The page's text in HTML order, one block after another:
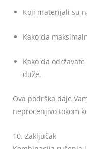
Koji materijali su
Kako da
Kako da
duže.
Ova podrška daje
neprocenjivo tokom
10. Zaključak